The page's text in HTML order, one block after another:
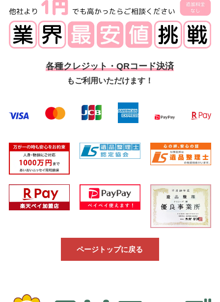
各種クレジット・QRコード決済
もご利用いただけます！
ページトップに戻る